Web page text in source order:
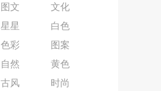
图文
文化
星星
白色
色彩
图案
自然
黄色
古风
时尚